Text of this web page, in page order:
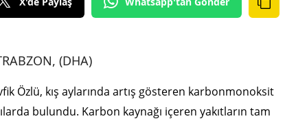
(DHA)
Özlü, kış aylarında artış gösteren karbonmonoksit
bulundu. Karbon kaynağı içeren yakıtların tam